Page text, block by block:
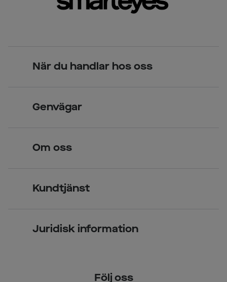
När du handlar hos oss
Över 70 butiker
Genvägar
Kontaktlinser
Om oss
Kundtjänst
Juridisk information
Följ oss